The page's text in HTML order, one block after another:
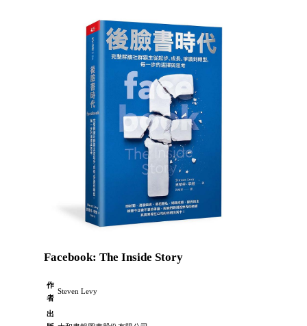
Facebook: The Inside Story
作
者
Steven Levy
出